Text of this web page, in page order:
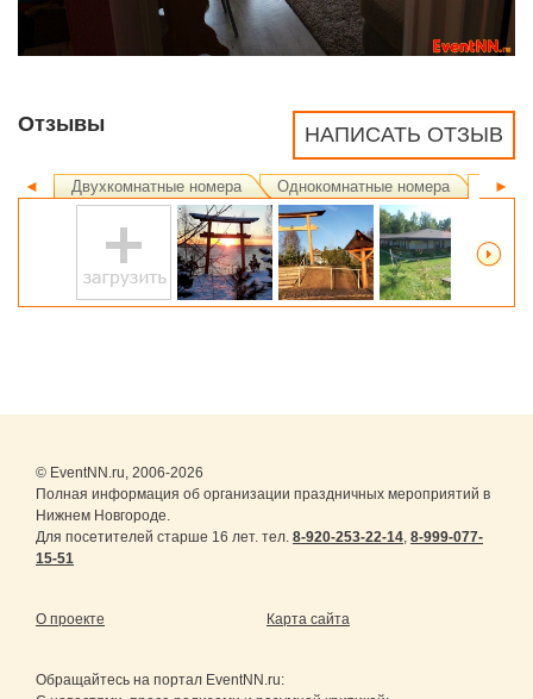
НАПИСАТЬ ОТЗЫВ
Отзывы
◄ ►
Двухкомнатные номера Однокомнатные номера
© EventNN.ru, 2006-2026
Полная информация об организации праздничных мероприятий в
Нижнем Новгороде.
Для посетителей старше 16 лет. тел. 8-920-253-22-14 8-999-077-
15-51
О проекте Карта сайта
Обращайтесь на портал EventNN.ru: